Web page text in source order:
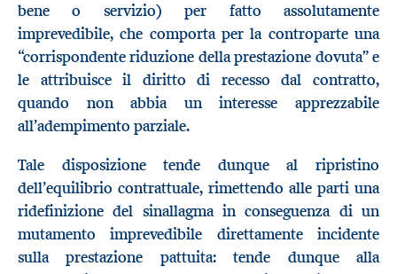
bene o servizio) per fatto assolutamente
imprevedibile, che comporta per la controparte una
“corrispondente riduzione della prestazione dovuta” e
le attribuisce il diritto di recesso dal contratto,
quando non abbia un interesse apprezzabile
all’adempimento parziale.
Tale disposizione tende dunque al ripristino
dell’equilibrio contrattuale, rimettendo alle parti una
ridefinizione del sinallagma in conseguenza di un
mutamento imprevedibile direttamente incidente
sulla prestazione pattuita: tende dunque alla